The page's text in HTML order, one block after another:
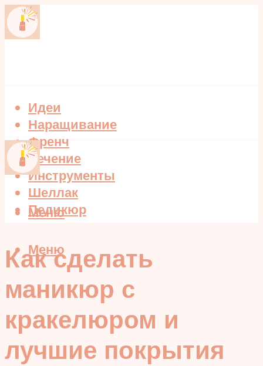
Идеи
Наращивание
Френч
Лечение
Инструменты
Шеллак
Педикюр
Меню
Меню
Как сделать
маникюр с
кракелюром и
лучшие покрытия